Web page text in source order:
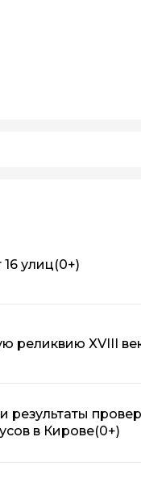
улиц(0+)
реликвию XVIII
в Кирове(0+)